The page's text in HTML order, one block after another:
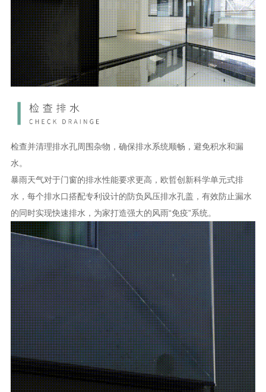
检查并清理排水孔周围杂物，确保排水系统顺畅，避免积水和漏
水。
暴雨天气对于门窗的排水性能要求更高，欧哲创新科学单元式排
水，每个排水口搭配专利设计的防负风压排水孔盖，有效防止漏水
的同时实现快速排水，为家打造强大的风雨“免疫”系统。